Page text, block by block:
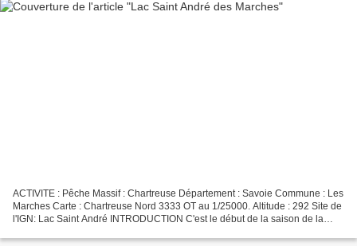
ACTIVITE : Pêche Massif : Chartreuse Département : Savoie Commune : Les
Marches Carte : Chartreuse Nord 3333 OT au 1/25000. Altitude : 292 Site de
l'IGN: Lac Saint André INTRODUCTION C'est le début de la saison de la